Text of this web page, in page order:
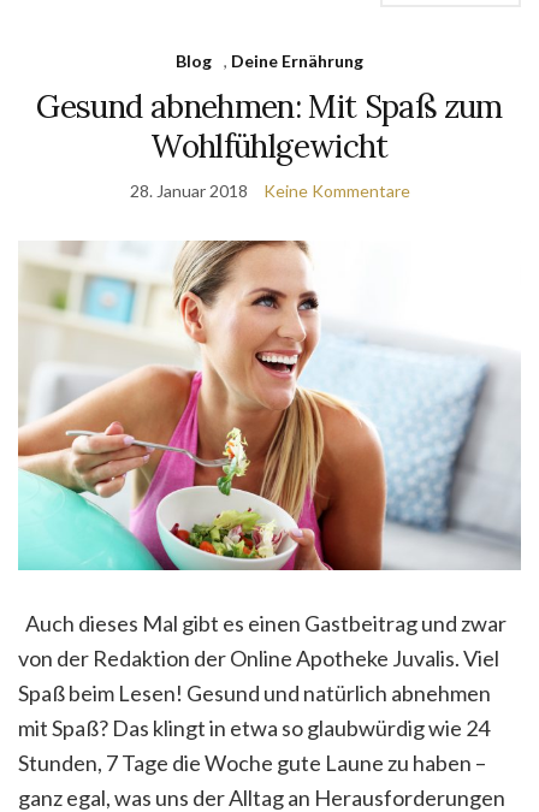
Blog , Deine Ernährung
Gesund abnehmen: Mit Spaß zum
Wohlfühlgewicht
28. Januar 2018 Keine Kommentare
Auch dieses Mal gibt es einen Gastbeitrag und zwar
von der Redaktion der Online Apotheke Juvalis. Viel
Spaß beim Lesen! Gesund und natürlich abnehmen
mit Spaß? Das klingt in etwa so glaubwürdig wie 24
Stunden, 7 Tage die Woche gute Laune zu haben –
ganz egal, was uns der Alltag an Herausforderungen